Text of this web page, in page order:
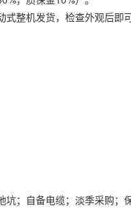
整机发货，检查外观后即可
；自备电缆；淡季采购；